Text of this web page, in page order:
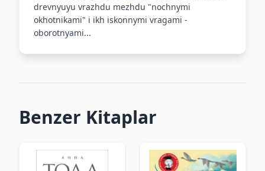
drevnyuyu vrazhdu mezhdu "nochnymi
okhotnikami" i ikh iskonnymi vragami -
oborotnyami...
Benzer Kitaplar